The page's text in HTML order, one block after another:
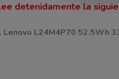
detenidamente la
L24M4P70 52.5Wh